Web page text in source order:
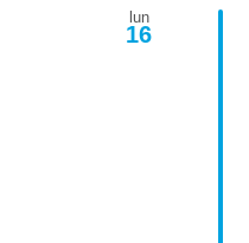
lun
16